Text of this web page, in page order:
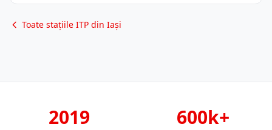
Toate stațiile ITP din Iași
2019 600k+